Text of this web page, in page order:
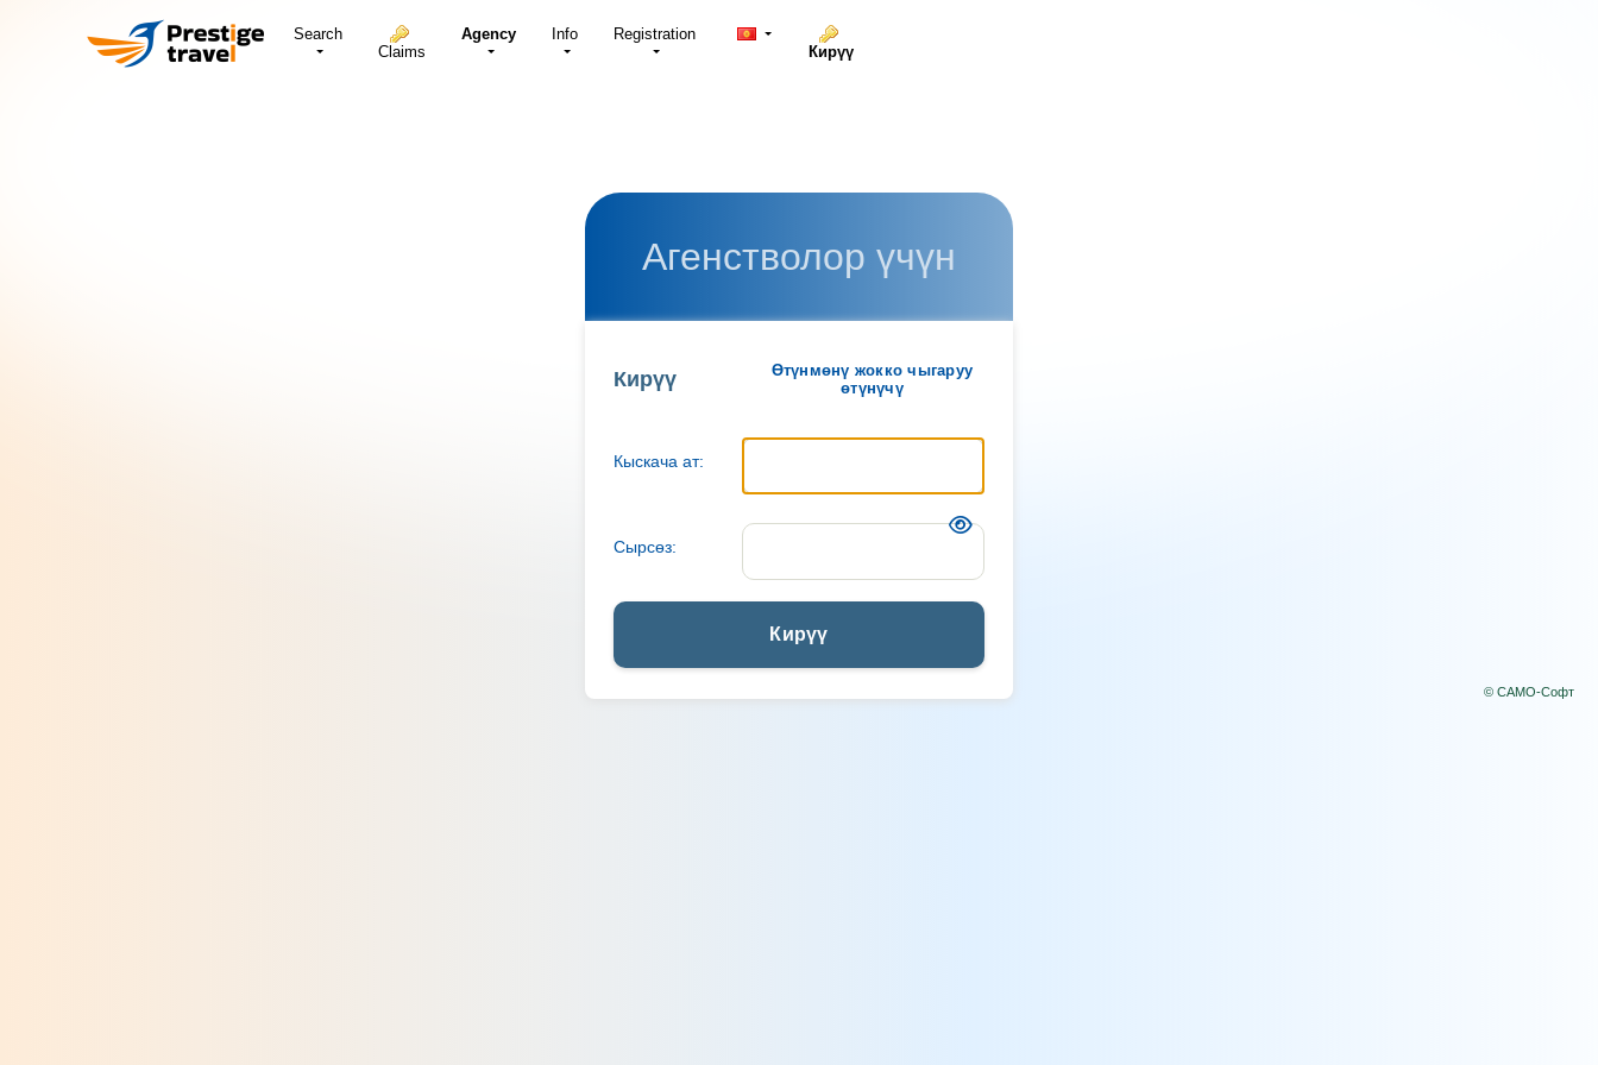
Search
Claims
Agency Info
Registration
Кирүү
Агенстволор үчүн
Кирүү
Өтүнмөнү жокко чыгаруу
өтүнүчү
Кыскача ат:
Сырсөз:
Кирүү
© САМО-Софт